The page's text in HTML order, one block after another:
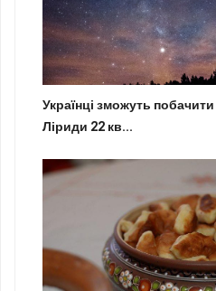
Українці зможуть
Ліриди 22 кв...